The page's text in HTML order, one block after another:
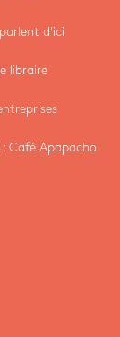
parlent d'ici
libraire
: Café Apapacho